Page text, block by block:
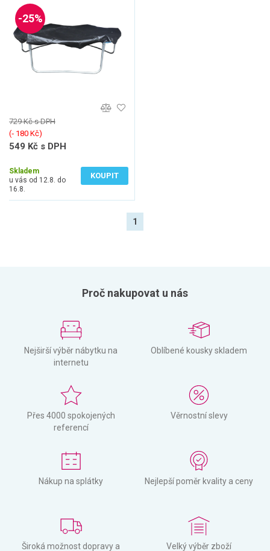
-25%
729 Kč s DPH
(‐ 180 Kč)
549 Kč s DPH
Skladem
u vás od 12.8. do
16.8.
KOUPIT
1
Proč nakupovat u nás
Nejširší výběr nábytku na
internetu
Oblíbené kousky skladem
Přes 4000 spokojených
referencí
Věrnostní slevy
Nákup na splátky Nejlepší poměr kvality a ceny
Široká možnost dopravy a
Velký výběr zboží